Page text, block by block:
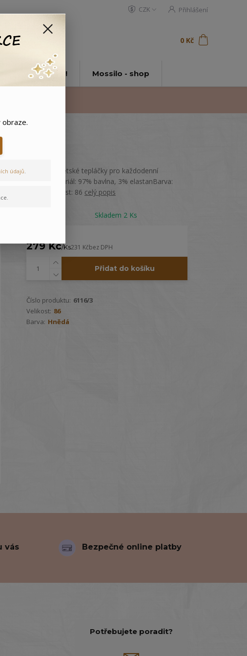
CZK Přihlášení
Hledat 0 Kč
světě Mossilo! Mossilo - shop
Pohodlné dětské tepláčky pro každodenní
nošení.Materiál: 97% bavlna, 3% elastanBarva:
HnědáVelikost: 86 celý popis
Skladem 2 Ks
279 Kč/Ks231 Kčbez DPH
Přidat do košíku
Číslo produktu: 6116/3
Velikost: 86
Barva: Hnědá
vás Bezpečné online platby
Potřebujete poradit?
obraze.
údajů.